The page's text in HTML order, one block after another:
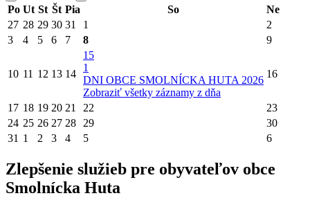
Po Ut St Št Pia So
Ne
27 28 29 30 31 1
2
3
4 5 6 7 8 9
10 11 12 13 14
15
1
DNI OBCE SMOLNÍCKA HUTA 2026
Zobraziť všetky záznamy z dňa
16
17 18 19 20 21 22
23
24 25 26 27 28 29
30
31 1 2 3 4 5 6
Zlepšenie služieb pre obyvateľov obce
Smolnícka Huta